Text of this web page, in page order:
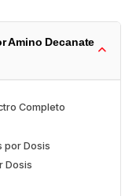
Amino Decanate
Completo
por Dosis
Dosis